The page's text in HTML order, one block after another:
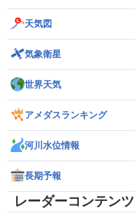
天気図
気象衛星
世界天気
アメダスランキング
河川水位情報
長期予報
レーダーコンテンツ